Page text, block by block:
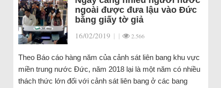
ngoài được đưa lậu vào Đức
bằng giấy tờ giả
16/02/2019 | | 2.566
Theo Báo cáo hàng năm của cảnh sát liên bang khu vực
miền trung nước Đức, năm 2018 lại là một năm có nhiều
thách thức lớn đối với cảnh sát liên bang ở các bang